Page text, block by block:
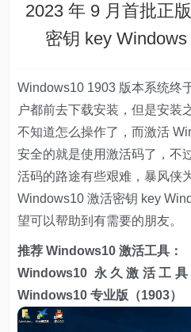
2023 年 9 月首批正
密钥 key
Windows10 1903 版本系统终
户都前去下载安装，但是安装
不知道怎么操作了，而激活
安全的就是使用激活码了，不
活码的路途有些艰难，暴风侠
Windows10 激活密钥 key
望可以帮助到有需要的朋友。
推荐 Windows10 激活工具：
Windows10 永久激活工具
Windows10 专业版（1903）